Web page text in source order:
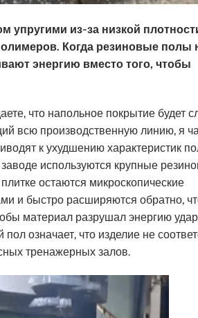
упругими из-за низкой
Когда резиновые полы
энергию вместо того, чтобы
что напольное покрытие будет
всю производственную линию, я
к ухудшению характеристик
используются крупные
остаются микроскопические
и быстро расширяются обратно,
материал разрушал энергию
означает, что изделие не
тренажерных залов.